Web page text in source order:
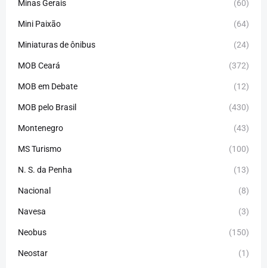
Minas Gerais (60)
Mini Paixão (64)
Miniaturas de ônibus (24)
MOB Ceará (372)
MOB em Debate (12)
MOB pelo Brasil (430)
Montenegro (43)
MS Turismo (100)
N. S. da Penha (13)
Nacional (8)
Navesa (3)
Neobus (150)
Neostar (1)